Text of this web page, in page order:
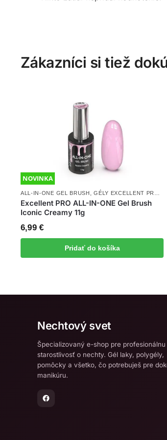
Zákazníci si tiež
NOVINKA
ALL-IN-ONE GEL BRUSH ,GÉLY EXCELLENT PRO
Excellent PRO ALL-IN-ONE Gel Brush
Iconic Creamy 11g
6,99€
Pridať do košíka
Nechtový svet
Špecializovaný e-shop pre profesionálnu
starostlivosť o nechty. Gél laky, polygély,
pomôcky a všetko, čo potrebuješ pre
manikúru.